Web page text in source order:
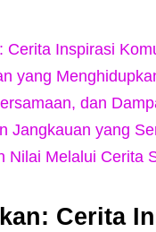
Cerita Inspirasi
yang
dan
Jangkauan yang
Nilai Melalui Cerita
Cerita